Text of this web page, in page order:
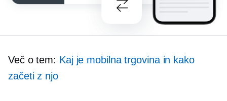
Več o tem: Kaj je mobilna trgovina in kako
začeti z njo